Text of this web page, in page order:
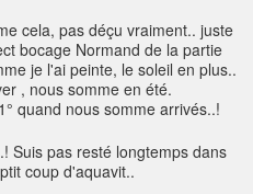
cela, pas déçu vraiment.. juste
bocage Normand de la partie
je l'ai peinte, le soleil en plus..
, nous somme en été.
quand nous somme arrivés..!
Suis pas resté longtemps dans
coup d'aquavit..